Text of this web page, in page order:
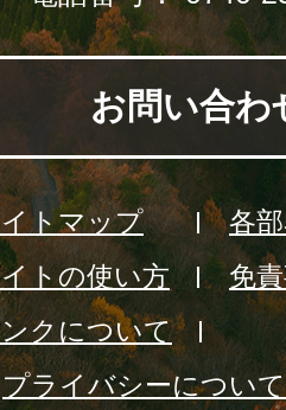
お問い合わ
トマップ
各
トの使い方
免
クについて
プライバシーについて